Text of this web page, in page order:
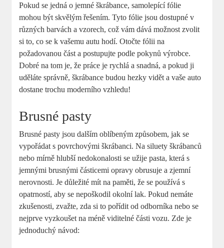
Pokud se jedná o jemné škrábance, samolepící fólie
mohou být skvělým řešením. Tyto fólie jsou dostupné v
různých barvách a vzorech, což vám dává možnost zvolit
si to, co se k vašemu autu hodí. Otočte fólii na
požadovanou část a postupujte podle pokynů výrobce.
Dobré na tom je, že práce je rychlá a snadná, a pokud ji
uděláte správně, škrábance budou hezky vidět a vaše auto
dostane trochu moderního vzhledu!
Brusné pasty
Brusné pasty jsou dalším oblíbeným způsobem, jak se
vypořádat s povrchovými škrábanci. Na siluety škrábanců
nebo mírně hlubší nedokonalosti se užije pasta, která s
jemnými brusnými částicemi opravy obrusuje a zjemní
nerovnosti. Je důležité mít na paměti, že se používá s
opatrností, aby se nepoškodil okolní lak. Pokud nemáte
zkušenosti, zvažte, zda si to pořídit od odborníka nebo se
nejprve vyzkoušet na méně viditelné části vozu. Zde je
jednoduchý návod: